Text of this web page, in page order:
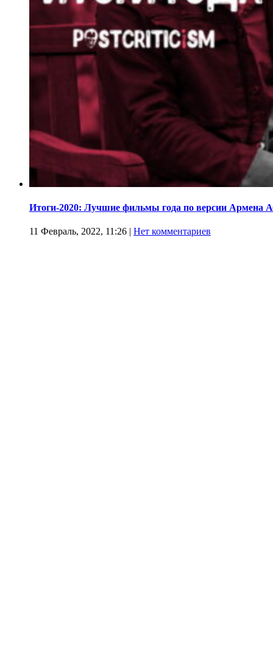
Итоги-2020: Лучшие фильмы года по версии Армена
11 Февраль, 2022, 11:26 | Нет комментариев